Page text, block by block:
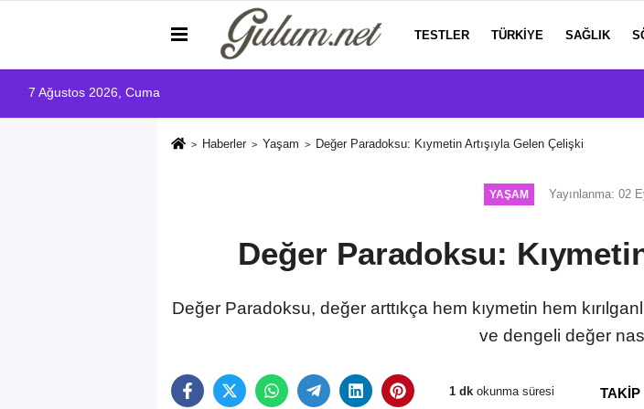
TESTLER TÜRKIYE SAĞLIK
7 Ağustos 2026, Cuma
Haberler Yaşam Değer Paradoksu: Kıymetin Artışıyla Gelen Çelişki
YAŞAM Yayınlanma: 02
Değer Paradoksu:
Değer Paradoksu, değer arttıkça hem kıymetin hem
ve dengeli değer
1 dk okunma süresi TAKİP